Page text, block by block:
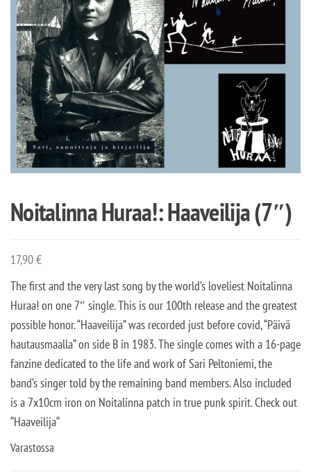
Noitalinna Huraa!: Haaveilija (7″)
17,90€
The first and the very last song by the world’s loveliest Noitalinna
Huraa! on one 7″ single. This is our 100th release and the greatest
possible honor. “Haaveilija” was recorded just before covid, “Päivä
hautausmaalla” on side B in 1983. The single comes with a 16-page
fanzine dedicated to the life and work of Sari Peltoniemi, the
band’s singer told by the remaining band members. Also included
is a 7x10cm iron on Noitalinna patch in true punk spirit. Check out
“Haaveilija“
Varastossa